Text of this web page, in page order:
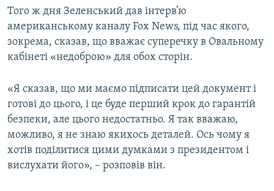
Того ж дня Зеленський дав інтерв’ю
американському каналу Fox News, під час якого,
зокрема, сказав, що вважає суперечку в Овальному
кабінеті «недоброю» для обох сторін.
«Я сказав, що ми маємо підписати цей документ і
готові до цього, і це буде перший крок до гарантій
безпеки, але цього недостатньо. Я так вважаю,
можливо, я не знаю якихось деталей. Ось чому я
хотів поділитися цими думками з президентом і
вислухати його», – розповів він.